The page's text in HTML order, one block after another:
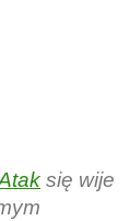
się wije